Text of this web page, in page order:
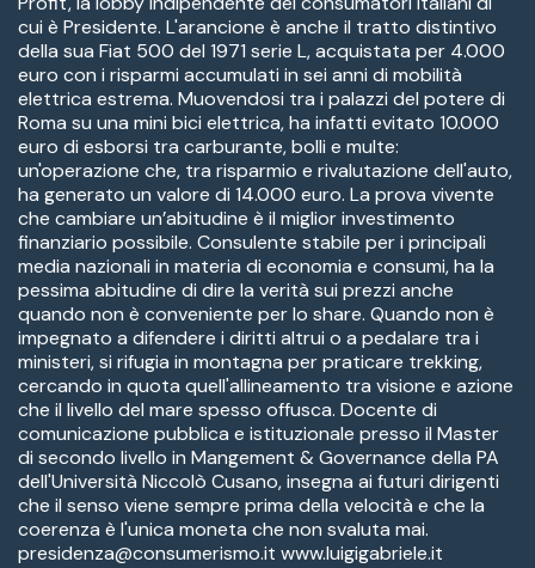
cui è Presidente. L'arancione è anche il tratto distintivo
della sua Fiat 500 del 1971 serie L, acquistata per 4.000
euro con i risparmi accumulati in sei anni di mobilità
elettrica estrema. Muovendosi tra i palazzi del potere di
Roma su una mini bici elettrica, ha infatti evitato 10.000
euro di esborsi tra carburante, bolli e multe:
un'operazione che, tra risparmio e rivalutazione dell'auto,
ha generato un valore di 14.000 euro. La prova vivente
che cambiare un’abitudine è il miglior investimento
finanziario possibile. Consulente stabile per i principali
media nazionali in materia di economia e consumi, ha la
pessima abitudine di dire la verità sui prezzi anche
quando non è conveniente per lo share. Quando non è
impegnato a difendere i diritti altrui o a pedalare tra i
ministeri, si rifugia in montagna per praticare trekking,
cercando in quota quell'allineamento tra visione e azione
che il livello del mare spesso offusca. Docente di
comunicazione pubblica e istituzionale presso il Master
di secondo livello in Mangement & Governance della PA
dell'Università Niccolò Cusano, insegna ai futuri dirigenti
che il senso viene sempre prima della velocità e che la
coerenza è l'unica moneta che non svaluta mai.
presidenza@consumerismo.it www.luigigabriele.it